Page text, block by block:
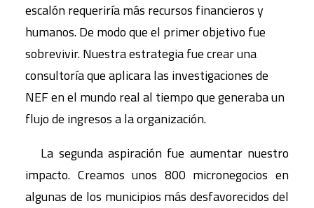
escalón requeriría más recursos financieros y
humanos. De modo que el primer objetivo fue
sobrevivir. Nuestra estrategia fue crear una
consultoría que aplicara las investigaciones de
NEF en el mundo real al tiempo que generaba un
flujo de ingresos a la organización.
La segunda aspiración fue aumentar nuestro
impacto. Creamos unos 800 micronegocios en
algunas de los municipios más desfavorecidos del